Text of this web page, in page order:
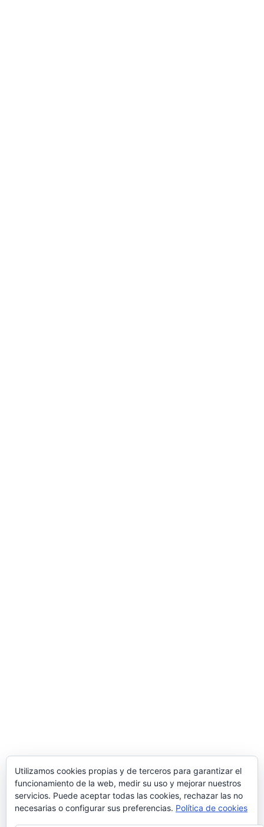
Utilizamos cookies propias y de terceros para garantizar el
funcionamiento de la web, medir su uso y mejorar nuestros
servicios. Puede aceptar todas las cookies, rechazar las no
necesarias o configurar sus preferencias. Política de cookies